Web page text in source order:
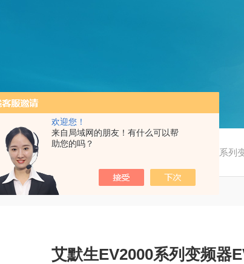
欢迎您！
来自局域网的朋友！有什么可以帮
助您的吗？
产品中心/ / 艾默生EV2000系列
艾默生EV2000系列变频器